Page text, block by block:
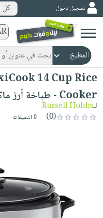
ورقية
المواضيع
صدر
حديثاً
الأكثر
مبيعاً
صفحات
كتب
الكترونية
الصفحة
الرئيسية
مجانية
كتب
masmu3
حدودالصفحةوسائل
تسجيل دخول كل
14 Cup Rice
Cooker - طباخة أرز ماكسي كوك تتسع لـ 14 كوباً
لـRussell Hobbs
(0)